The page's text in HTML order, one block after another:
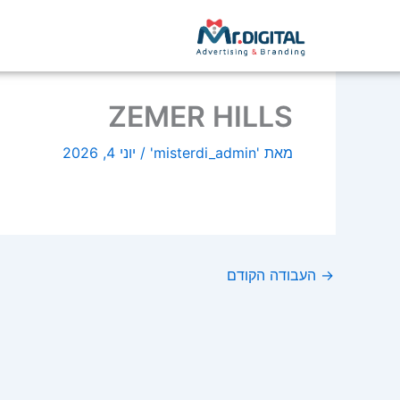
ZEMER HILLS
מאת 'misterdi_admin'
/ יוני 4, 2026
→ העבודה הקודם